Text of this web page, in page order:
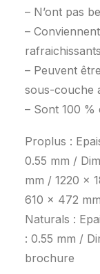
– N’ont pas
–
rafraichissants
– Peuvent
sous-couche
– Sont 100 %
Proplus :
0.55 mm /
mm / 1220 x
610 x 472 mm
Naturals :
: 0.55 mm /
brochure